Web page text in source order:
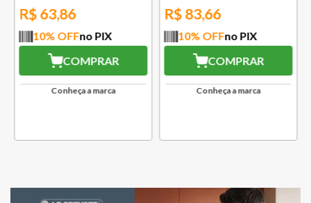
R$ 63,86
10% OFFno PIX
COMPRAR
Conheça a marca
R$ 83,66
10% OFFno PIX
COMPRAR
Conheça a marca